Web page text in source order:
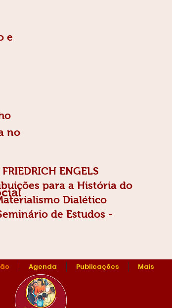
e
no
FRIEDRICH ENGELS
para a História do
Dialético
de Estudos -
Agenda Publicações Mais